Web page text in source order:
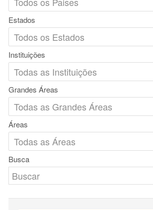
Estados
Instituições
Grandes Áreas
Áreas
Busca